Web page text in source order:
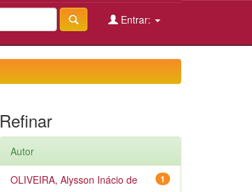
Entrar:
Refinar
Autor
1
OLIVEIRA, Alysson Inácio de